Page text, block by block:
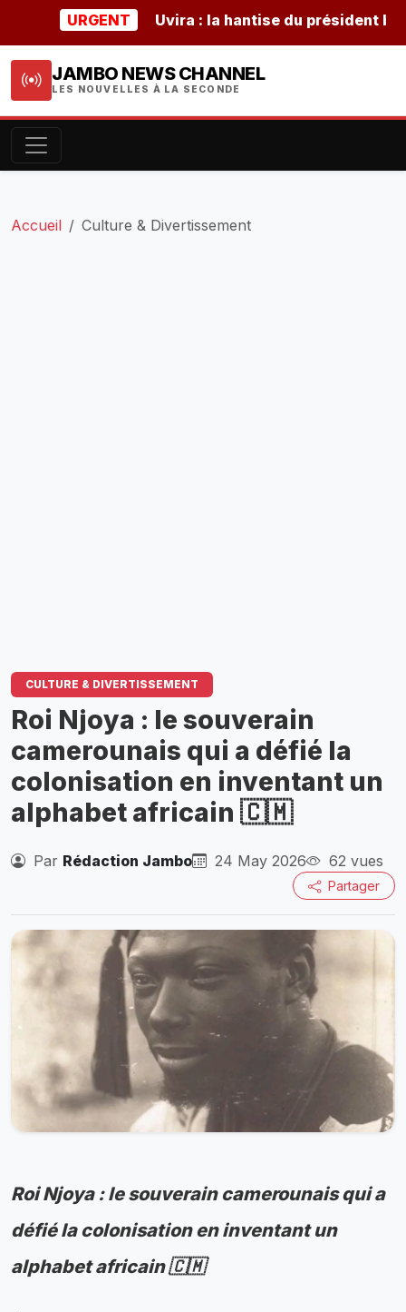
URGENT Uvira : la hantise du président
JAMBO NEWS CHANNEL
LES NOUVELLES À LA SECONDE
Accueil Culture & Divertissement
CULTURE & DIVERTISSEMENT
Roi Njoya : le souverain
camerounais qui a défié la
colonisation en inventant un
alphabet africain 🇨🇲
Par Rédaction Jambo 24 May 2026 62 vues
Partager
Roi Njoya : le souverain camerounais qui a
défié la colonisation en inventant un
alphabet africain 🇨🇲